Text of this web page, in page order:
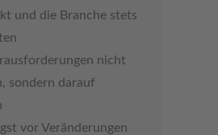
und die Branche stets
nicht
sondern darauf
vor Veränderungen